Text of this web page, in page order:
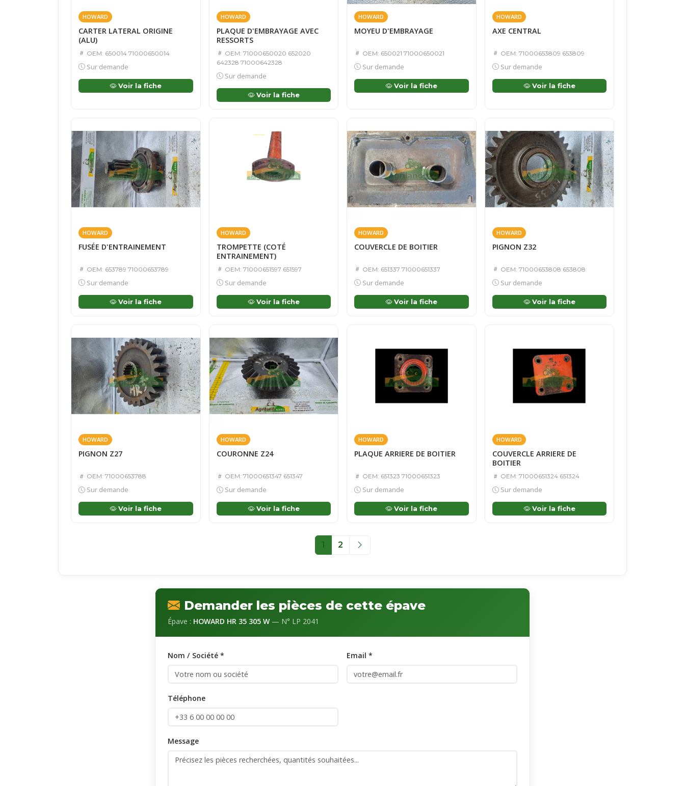
HOWARD
CARTER LATERAL ORIGINE
(ALU)
OEM: 650014 71000650014
Sur demande
Voir la fiche
HOWARD
PLAQUE D'EMBRAYAGE AVEC
RESSORTS
OEM: 71000650020 652020
642328 71000642328
Sur demande
Voir la fiche
HOWARD
MOYEU D'EMBRAYAGE
OEM: 650021 71000650021
Sur demande
Voir la fiche
HOWARD
AXE CENTRAL
OEM: 71000653809 653809
Sur demande
Voir la fiche
HOWARD
FUSÉE D'ENTRAINEMENT
OEM: 653789 71000653789
Sur demande
Voir la fiche
HOWARD
TROMPETTE (COTÉ
ENTRAINEMENT)
OEM: 71000651597 651597
Sur demande
Voir la fiche
HOWARD
COUVERCLE DE BOITIER
OEM: 651337 71000651337
Sur demande
Voir la fiche
HOWARD
PIGNON Z32
OEM: 71000653808 653808
Sur demande
Voir la fiche
HOWARD
PIGNON Z27
OEM: 71000653788
Sur demande
Voir la fiche
HOWARD
COURONNE Z24
OEM: 71000651347 651347
Sur demande
Voir la fiche
HOWARD
PLAQUE ARRIERE DE BOITIER
OEM: 651323 71000651323
Sur demande
Voir la fiche
HOWARD
COUVERCLE ARRIERE DE
BOITIER
OEM: 71000651324 651324
Sur demande
Voir la fiche
1 2
Demander les pièces de cette épave
Épave : HOWARD HR 35 305 W — N° LP 2041
Nom / Société * Email *
Téléphone
Message